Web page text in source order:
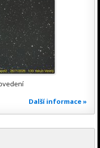
Další informace »